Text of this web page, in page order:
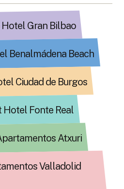
Gran Bilbao
Benalmádena Beach
Ciudad de Burgos
Hotel Fonte Real
Atxuri
Valladolid